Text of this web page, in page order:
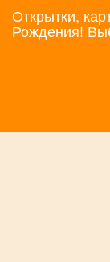
Открытки,
Рождения!